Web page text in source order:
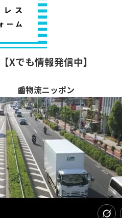
【Xでも情報発信中】
📰物流ニッポン